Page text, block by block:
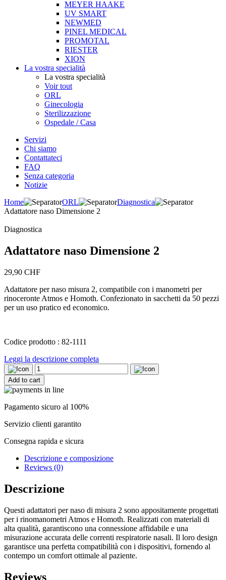
MEYER HAAKE
UV SMART
NEWMED
PINEL MEDICAL
PROMOTAL
RIESTER
XION
La vostra specialità
La vostra specialità
Voir tout
ORL
Ginecologia
Sterilizzazione
Ospedale / Casa
Servizi
Chi siamo
Contattateci
FAQ
Senza categoria
Notizie
Home
ORL
Diagnostica
Adattatore naso Dimensione 2
Diagnostica
Adattatore naso Dimensione 2
29,90 CHF
Adattatore per naso misura 2, compatibile con i manometri per
rinoceronte Atmos e Homoth. Confezionato in sacchetti da 50 pezzi
per un uso pratico ed economico.
Codice prodotto : 82-1111
Leggi la descrizione completa
Adattatore
naso
Dimensione
2
quantity
Add to cart
Pagamento sicuro al 100%
Servizio clienti garantito
Consegna rapida e sicura
Descrizione e composizione
Reviews (0)
Descrizione
Questi adattatori per naso di misura 2 sono appositamente progettati
per i rinomanometri Atmos e Homoth. Realizzati con materiali di
alta qualità, garantiscono una connessione affidabile e una
misurazione accurata delle correnti respiratorie nasali. Il loro design
garantisce una perfetta compatibilità con i dispositivi, fornendo al
contempo un comfort ottimale al paziente.
Reviews